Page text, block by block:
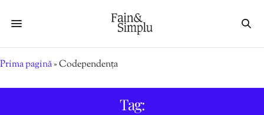
Prima pagină»Codependența
Tag: